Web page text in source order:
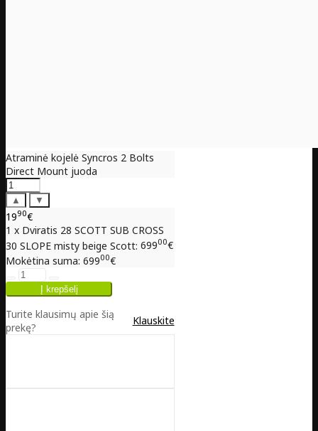
Atraminė kojelė Syncros 2 Bolts
Direct Mount juoda
▲ ▼
1990€
1 x Dviratis 28 SCOTT SUB CROSS
30 SLOPE misty beige Scott: 69900€
Mokėtina suma: 69900€
Turite klausimų apie šią
prekę?
Klauskite